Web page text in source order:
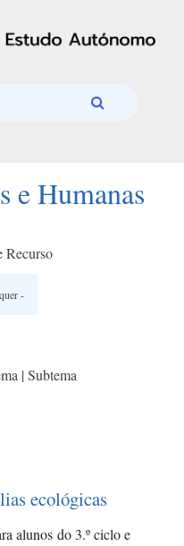
e Humanas
Recurso
| Subtema
ecológicas
alunos do 3.º ciclo e